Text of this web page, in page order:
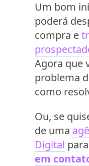
Um bom
poderá
compra e
Agora que
problema
como
Ou, se
de uma
Digital
em